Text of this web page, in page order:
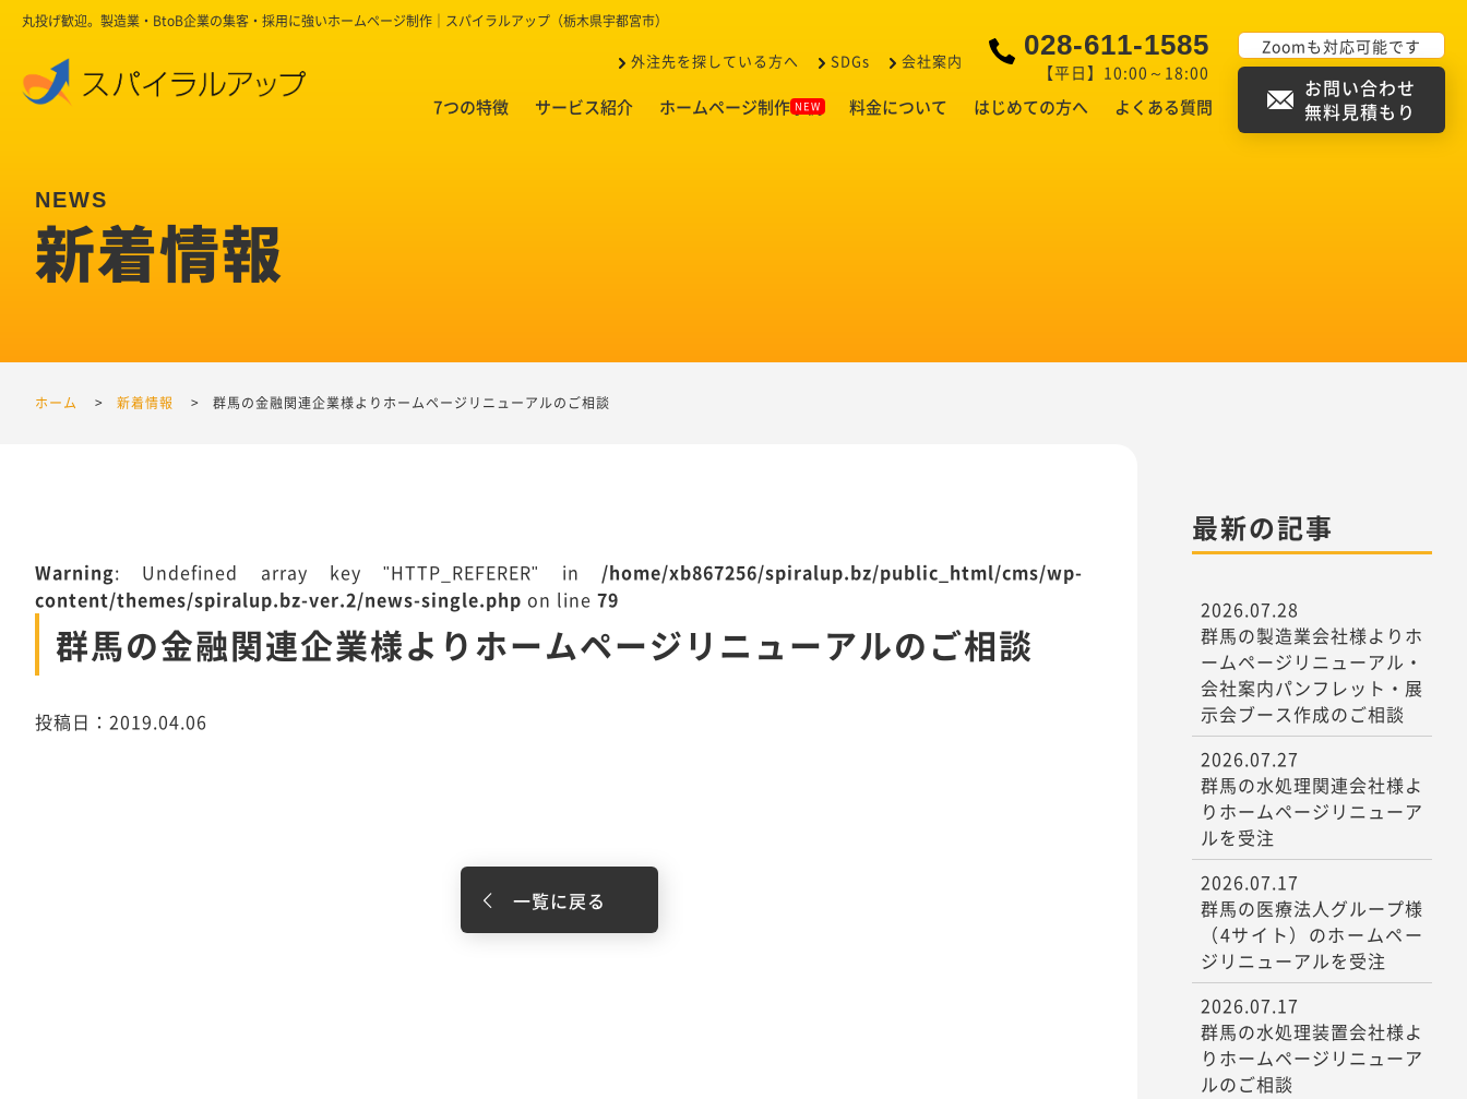
丸投げ歓迎。製造業・BtoB企業の集客・採用に強いホームページ制作｜スパイラルアップ（栃木県宇都宮市）
外注先を探している方へ SDGs 会社案内
028-611-1585
【平日】10:00～18:00
7つの特徴 サービス紹介 ホームページ制作事例 料金について はじめての方へ よくある質問
Zoomも対応可能です
お問い合わせ
無料見積もり
新着情報
ホーム 新着情報 群馬の金融関連企業様よりホームページリニューアルのご相談
Warning: Undefined array key "HTTP_REFERER" in /home/xb867256/spiralup.bz/public_html/cms/wp-
content/themes/spiralup.bz-ver.2/news-single.php on line 79
群馬の金融関連企業様よりホームページリニューアルのご相談
投稿日：2019.04.06
一覧に戻る
最新の記事
2026.07.28
群馬の製造業会社様よりホ
ームページリニューアル・
会社案内パンフレット・展
示会ブース作成のご相談
2026.07.27
群馬の水処理関連会社様よ
りホームページリニューア
ルを受注
2026.07.17
群馬の医療法人グループ様
（4サイト）のホームペー
ジリニューアルを受注
2026.07.17
群馬の水処理装置会社様よ
りホームページリニューア
ルのご相談